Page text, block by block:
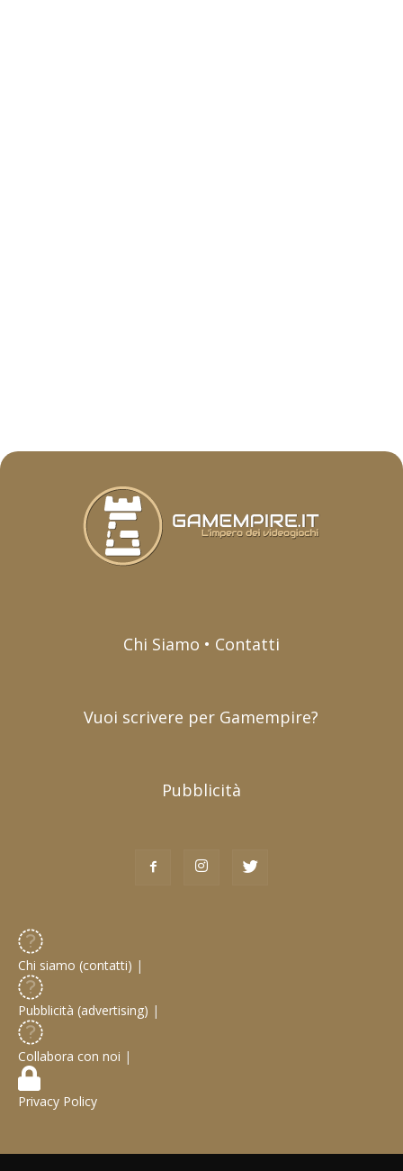
Chi Siamo • Contatti
Vuoi scrivere per Gamempire?
Pubblicità
Chi siamo (contatti) |
Pubblicità (advertising) |
Collabora con noi |
Privacy Policy